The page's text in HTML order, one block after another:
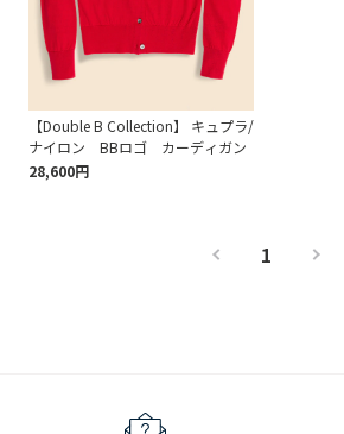
【Double B Collection】 キュプラ/
ナイロン BBロゴ カーディガン
28,600円
1